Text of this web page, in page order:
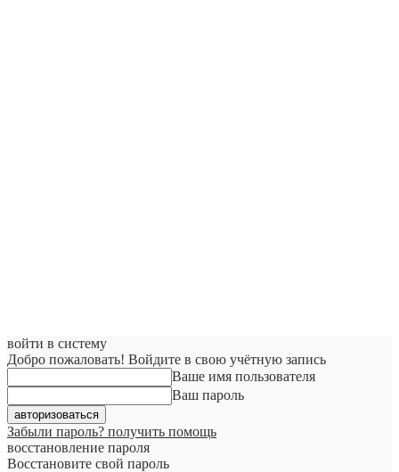
войти в систему
Добро пожаловать! Войдите в свою учётную запись
Ваше имя пользователя
Ваш пароль
Забыли пароль? получить помощь
восстановление пароля
Восстановите свой пароль